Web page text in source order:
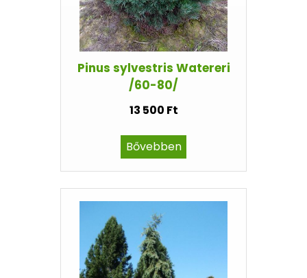
Pinus sylvestris Watereri
/60-80/
13 500 Ft
Bővebben